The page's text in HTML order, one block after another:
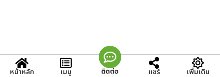
หน้าหลัก เมนู ติดต่อ แชร์ เพิ่มเติม